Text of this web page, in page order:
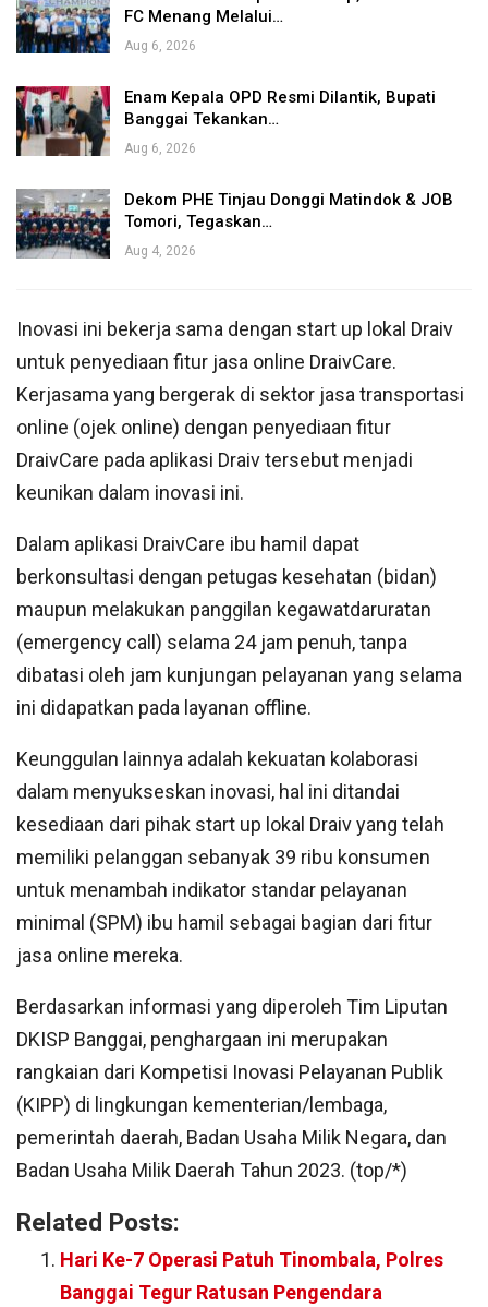
FC Menang Melalui…
Aug 6, 2026
Enam Kepala OPD Resmi Dilantik, Bupati
Banggai Tekankan…
Aug 6, 2026
Dekom PHE Tinjau Donggi Matindok & JOB
Tomori, Tegaskan…
Aug 4, 2026
Inovasi ini bekerja sama dengan start up lokal Draiv
untuk penyediaan fitur jasa online DraivCare.
Kerjasama yang bergerak di sektor jasa transportasi
online (ojek online) dengan penyediaan fitur
DraivCare pada aplikasi Draiv tersebut menjadi
keunikan dalam inovasi ini.
Dalam aplikasi DraivCare ibu hamil dapat
berkonsultasi dengan petugas kesehatan (bidan)
maupun melakukan panggilan kegawatdaruratan
(emergency call) selama 24 jam penuh, tanpa
dibatasi oleh jam kunjungan pelayanan yang selama
ini didapatkan pada layanan offline.
Keunggulan lainnya adalah kekuatan kolaborasi
dalam menyukseskan inovasi, hal ini ditandai
kesediaan dari pihak start up lokal Draiv yang telah
memiliki pelanggan sebanyak 39 ribu konsumen
untuk menambah indikator standar pelayanan
minimal (SPM) ibu hamil sebagai bagian dari fitur
jasa online mereka.
Berdasarkan informasi yang diperoleh Tim Liputan
DKISP Banggai, penghargaan ini merupakan
rangkaian dari Kompetisi Inovasi Pelayanan Publik
(KIPP) di lingkungan kementerian/lembaga,
pemerintah daerah, Badan Usaha Milik Negara, dan
Badan Usaha Milik Daerah Tahun 2023. (top/*)
Related Posts:
Hari Ke-7 Operasi Patuh Tinombala, Polres
Banggai Tegur Ratusan Pengendara